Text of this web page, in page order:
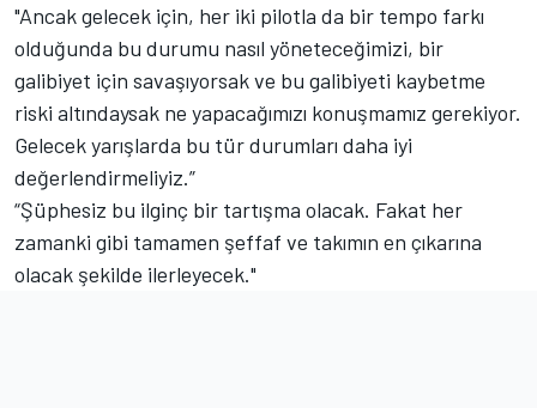
"Ancak gelecek için, her iki pilotla da bir tempo farkı
olduğunda bu durumu nasıl yöneteceğimizi, bir
galibiyet için savaşıyorsak ve bu galibiyeti kaybetme
riski altındaysak ne yapacağımızı konuşmamız gerekiyor.
Gelecek yarışlarda bu tür durumları daha iyi
değerlendirmeliyiz.”
“Şüphesiz bu ilginç bir tartışma olacak. Fakat her
zamanki gibi tamamen şeffaf ve takımın en çıkarına
olacak şekilde ilerleyecek."